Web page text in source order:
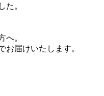
た。
へ。
お届けいたします。